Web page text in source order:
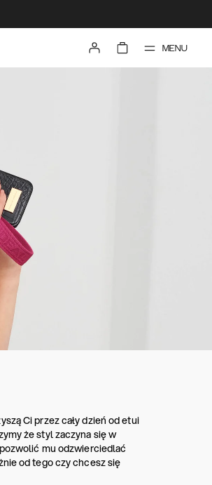
MENU
Ci przez cały dzień od etui
że styl zaczyna się w
mu odzwierciedlać
od tego czy chcesz się